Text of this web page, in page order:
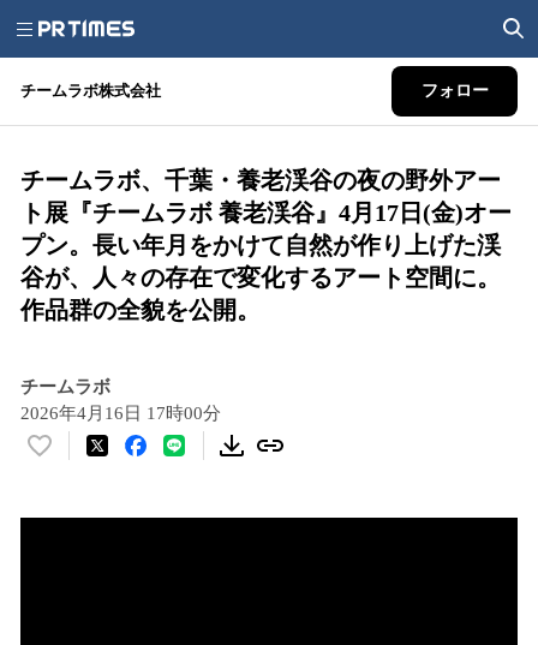
チームラボ株式会社 フォロー
チームラボ、千葉・養老渓谷の夜の野外アー
ト展『チームラボ 養老渓谷』4月17日(金)オー
プン。長い年月をかけて自然が作り上げた渓
谷が、人々の存在で変化するアート空間に。
作品群の全貌を公開。
チームラボ
2026年4月16日 17時00分
い